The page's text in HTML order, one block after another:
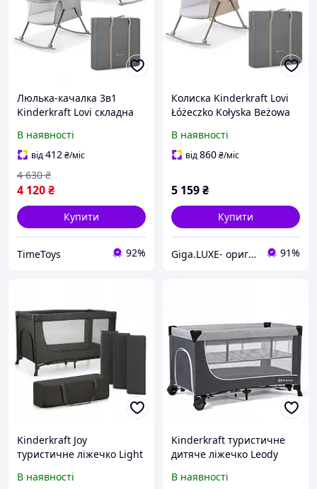
Люлька-качалка 3в1
Kinderkraft Lovi складна
В наявності
від412₴/міс
4 120₴
4 630 ₴
Купити
TimeToys 92%
Колиска Kinderkraft Lovi
Łóżeczko Kołyska Beżowa
В наявності
від860₴/міс
5 159₴
Купити
Giga.LUXE- оригінальна техніка 91%
Kinderkraft Joy
туристичне ліжечко Light
В наявності
Kinderkraft туристичне
дитяче ліжечко Leody
В наявності